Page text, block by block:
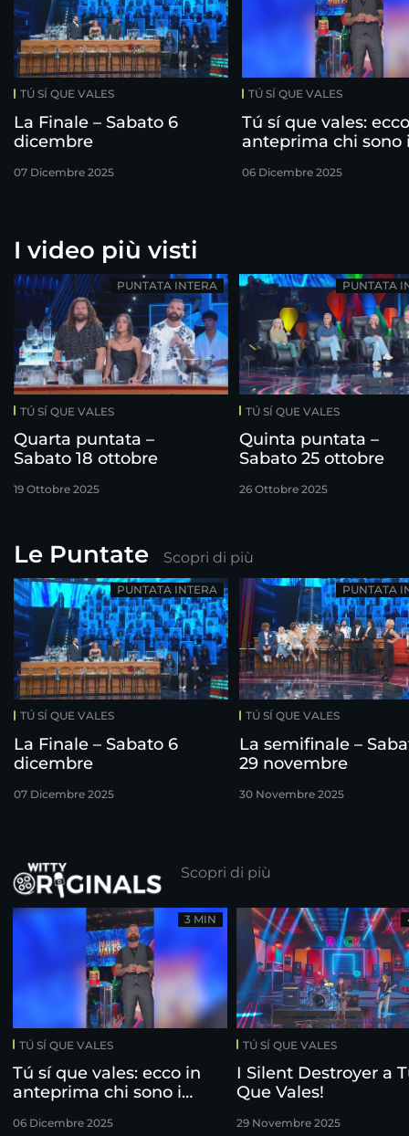
TÚ SÍ QUE VALES
La Finale – Sabato 6
dicembre
07 Dicembre 2025
TÚ SÍ QUE VALES
Tú sí que vales:
anteprima chi sono
06 Dicembre 2025
I video più visti
TÚ SÍ QUE VALES
Quarta puntata –
Sabato 18 ottobre
19 Ottobre 2025
PUNTATA INTERA
TÚ SÍ QUE VALES
Quinta puntata –
Sabato 25 ottobre
26 Ottobre 2025
PUNTATA
Le Puntate Scopri di più
TÚ SÍ QUE VALES
La Finale – Sabato 6
dicembre
07 Dicembre 2025
PUNTATA INTERA
TÚ SÍ QUE VALES
La semifinale –
29 novembre
30 Novembre 2025
PUNTATA
Scopri di più
TÚ SÍ QUE VALES
Tú sí que vales: ecco in
anteprima chi sono i
06 Dicembre 2025
3 MIN
TÚ SÍ QUE VALES
I Silent Destroyer a
Que Vales!
29 Novembre 2025